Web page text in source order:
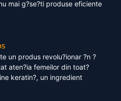
mai g?se?ti produse eficiente
un produs revolu?ionar ?n ?
aten?ia femeilor din toat?
keratin?, un ingredient